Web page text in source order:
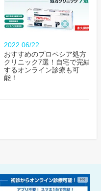
2022.06/22
おすすめのプロペシア処方
クリニック7選！自宅で完結
するオンライン診療も可
能！